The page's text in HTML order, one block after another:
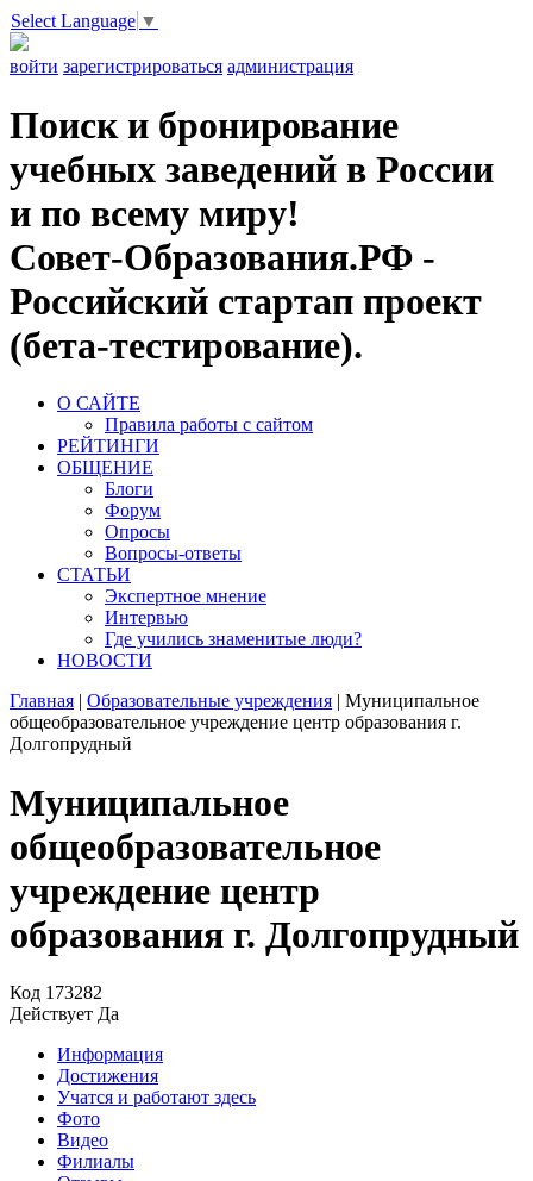
Select Language ▼
войти зарегистрироваться администрация
Поиск и бронирование
учебных заведений в России
и по всему миру!
Совет-Образования.РФ -
Российский стартап проект
(бета-тестирование).
О САЙТЕ
Правила работы с сайтом
РЕЙТИНГИ
ОБЩЕНИЕ
Блоги
Форум
Опросы
Вопросы-ответы
СТАТЬИ
Экспертное мнение
Интервью
Где учились знаменитые люди?
НОВОСТИ
Главная | Образовательные учреждения | Муниципальное
общеобразовательное учреждение центр образования г.
Долгопрудный
Муниципальное
общеобразовательное
учреждение центр
образования г. Долгопрудный
Код 173282
Действует Да
Информация
Достижения
Учатся и работают здесь
Фото
Видео
Филиалы